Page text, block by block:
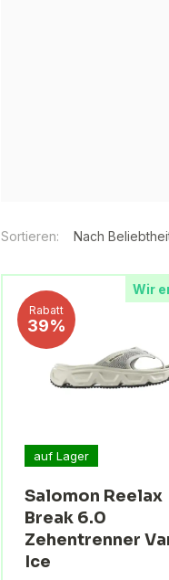
Sortieren: Nach
Wir
Rabatt
39%
auf Lager
Salomon Reelax
Break 6.0
Zehentrenner
Ice